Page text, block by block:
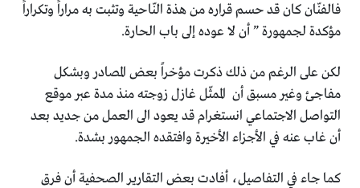
فالفنّان كان قد حسم قراره من هذة النّاحية وتثبت به مراراً وتكراراً
مؤكدة لجمهورة ” أن لا عوده إلى باب الحارة.
لكن على الرغم من ذلك ذكرت مؤخراً بعض المصادر وبشكل
مفاجئ وغير مسبق أن الممثّل غازل زوجته منذ مدة عبر موقع
التواصل الاجتماعي انستغرام قد يعود الى العمل من جديد بعد
أن غاب عنه في الأجزاء الأخيرة وافتقده الجمهور بشدة.
كما جاء في التفاصيل، أفادت بعض التقارير الصحفية أن فرق